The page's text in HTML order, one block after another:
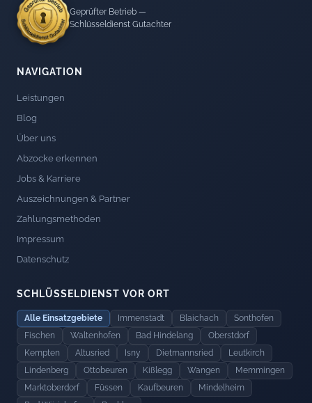
Geprüfter Betrieb —
Schlüsseldienst Gutachter
NAVIGATION
Leistungen
Blog
Über uns
Abzocke erkennen
Jobs & Karriere
Auszeichnungen & Partner
Zahlungsmethoden
Impressum
Datenschutz
SCHLÜSSELDIENST VOR ORT
Alle Einsatzgebiete Immenstadt Blaichach
Sonthofen
Fischen
Waltenhofen Bad Hindelang
Oberstdorf
Kempten
Altusried Isny Dietmannsried
Leutkirch
Lindenberg
Ottobeuren Kißlegg Wangen
Memmingen
Marktoberdorf
Füssen Kaufbeuren
Mindelheim